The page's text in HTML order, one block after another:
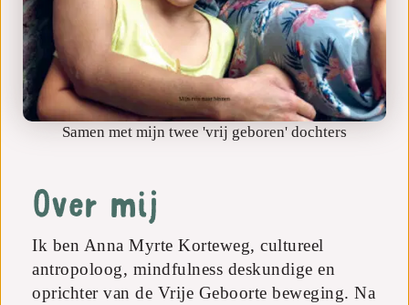
Over mij
Ik ben Anna Myrte Korteweg, cultureel
antropoloog, mindfulness deskundige en
oprichter van de Vrije Geboorte beweging. Na
Samen met mijn twee 'vrij geboren' dochters